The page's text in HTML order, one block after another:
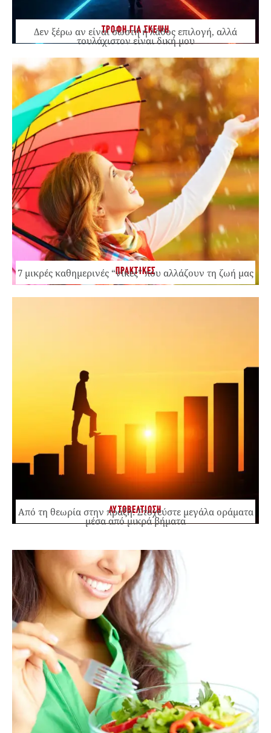
ΤΡΟΦΗ ΓΙΑ ΣΚΕΨΗ
Δεν ξέρω αν είναι σωστή ή λάθος επιλογή, αλλά
τουλάχιστον είναι δική μου
ΠΡΑΚΤΙΚΕΣ
7 μικρές καθημερινές “νίκες” που αλλάζουν τη ζωή μας
ΑΥΤΟΒΕΛΤΙΩΣΗ
Από τη θεωρία στην πράξη: Στοχεύστε μεγάλα οράματα
μέσα από μικρά βήματα